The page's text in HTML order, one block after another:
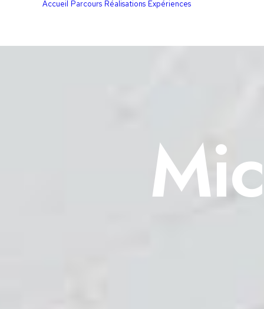
Accueil Parcours Réalisations Expériences